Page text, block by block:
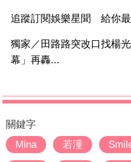
追蹤訂閱娛樂星聞 給你
獨家／田路路突改口找楊
幕」再轟...
關鍵字
Mina
若潼